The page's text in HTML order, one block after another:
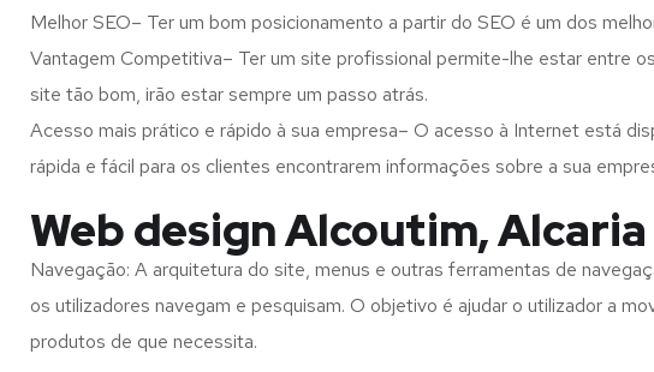
Melhor SEO– Ter um bom posicionamento a partir do SEO é um dos
Vantagem Competitiva– Ter um site profissional permite-lhe estar entre
site tão bom, irão estar sempre um passo atrás.
Acesso mais prático e rápido à sua empresa– O acesso à Internet está
rápida e fácil para os clientes encontrarem informações sobre a sua
Web design Alcoutim,
Navegação: A arquitetura do site, menus e outras ferramentas de
os utilizadores navegam e pesquisam. O objetivo é ajudar o utilizador a
produtos de que necessita.